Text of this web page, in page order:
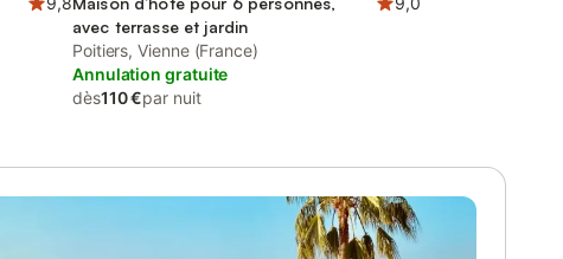
avec terrasse et jardin
Poitiers, Vienne (France)
Annulation gratuite
dès110 €par nuit